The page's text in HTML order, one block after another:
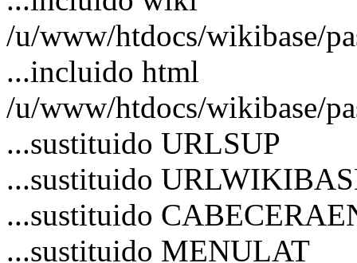
/u/www/htdocs/wikibase/
...incluido html
/u/www/htdocs/wikibase/
...sustituido URLSUP
...sustituido
...sustituido
...sustituido MENULAT